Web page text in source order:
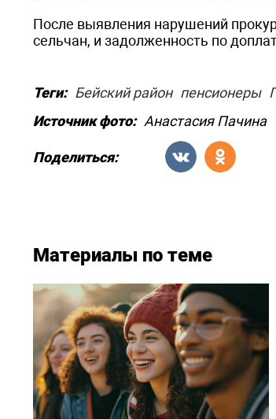
После выявления нарушений
сельчан, и задолженность по
Теги: Бейский район пенсионеры
Источник фото: Анастасия Пачина
Поделиться:
Материалы по теме